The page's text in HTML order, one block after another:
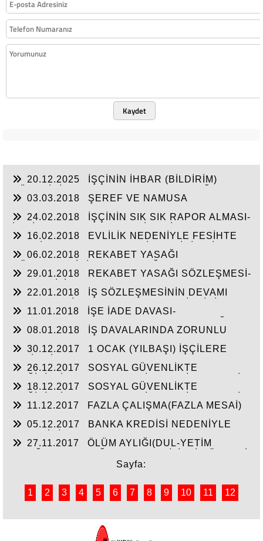
Kaydet
20.12.2025
İŞÇİNİN İHBAR (BİLDİRİM)
NEDENİYLE FESİHTE DİKKAT EDİLECEK
HUSUSLAR
03.03.2018
ŞEREF VE NAMUSA
HAKLI FESİH
24.02.2018
İŞÇİNİN SIK SIK RAPOR ALMASI-
16.02.2018
EVLİLİK NEDENİYLE FESİHTE
EDİLMESİ GEREKEN HUSUSLAR
06.02.2018
REKABET YASAĞI
GEÇERLİLİĞİ-İŞVERENİN YÜKÜMLÜLÜK
ALMASI GEREKMEDİĞİ-İŞYERİNİN DEVRİ
HALİNDE SÖZLEŞMENİN GEÇERLİLİĞİ
29.01.2018
REKABET YASAĞI SÖZLEŞMESİ-
22.01.2018
İŞ SÖZLEŞMESİNİN DEVAMI
SADAKAT BORCU -HAKLI FESİH
11.01.2018
İŞE İADE DAVASI-
UYGULAMASI
08.01.2018
İŞ DAVALARINDA ZORUNLU
30.12.2017
1 OCAK (YILBAŞI) İŞÇİLERE
26.12.2017
SOSYAL GÜVENLİKTE
YÖNETMELİĞİNDE DEĞİŞİKLİK (2)
18.12.2017
SOSYAL GÜVENLİKTE
YÖNETMELİĞİNDE DEĞİŞİKLİK
11.12.2017
FAZLA ÇALIŞMA(FAZLA MESAİ)
KALKTI-HAKLI FESİH
05.12.2017
BANKA KREDİSİ NEDENİYLE
KONULAMAYACAĞI
27.11.2017
ÖLÜM AYLIĞI(DUL-YETİM
Sayfa:
1 2 3 4 5 6 7 8 9 10 11 12